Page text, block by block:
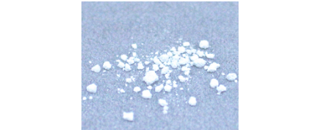
青色が取り扱い対象元素です。